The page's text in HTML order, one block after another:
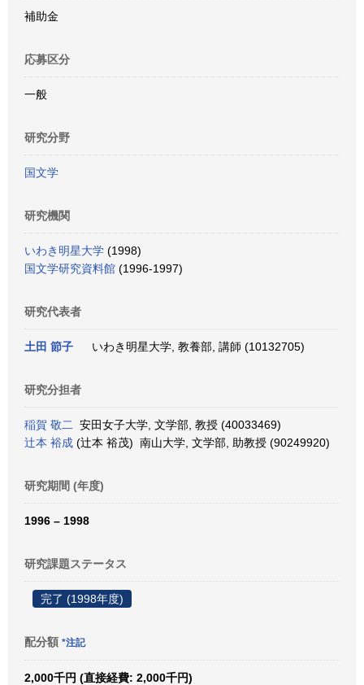
補助金
応募区分
一般
研究分野
国文学
研究機関
いわき明星大学 (1998)
国文学研究資料館 (1996-1997)
研究代表者
土田 節子 いわき明星大学, 教養部, 講師 (10132705)
研究分担者
稲賀 敬二
安田女子大学, 文学部, 教授 (40033469)
辻本 裕成 (辻本 裕茂) 南山大学, 文学部, 助教授 (90249920)
研究期間 (年度)
1996 – 1998
研究課題ステータス
完了 (1998年度)
配分額 *注記
2,000千円 (直接経費: 2,000千円)